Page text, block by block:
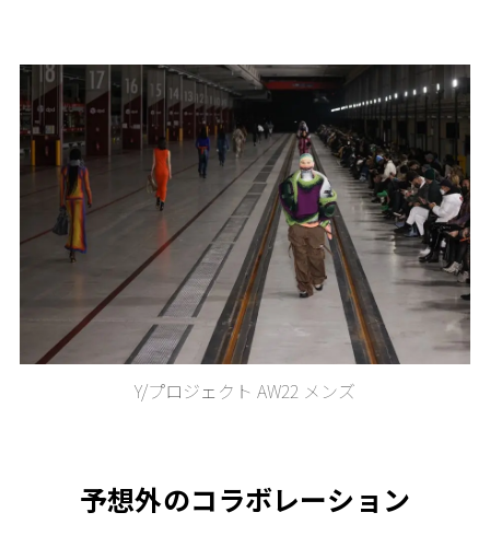
Y/プロジェクト AW22 メンズ
予想外のコラボレーション